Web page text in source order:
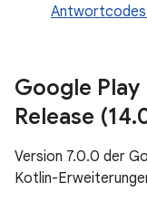
Google
Release (14.
Version 7.0.0 der
Kotlin-